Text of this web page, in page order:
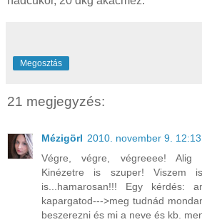
Megosztás
21 megjegyzés:
Mézigörl 2010. november 9. 12:13
Végre, végre, végreeee! Alig
Kinézetre is szuper! Viszem
is...hamarosan!!! Egy kérdés:
kapargatod--->meg tudnád
beszerezni és mi a neve és kb.